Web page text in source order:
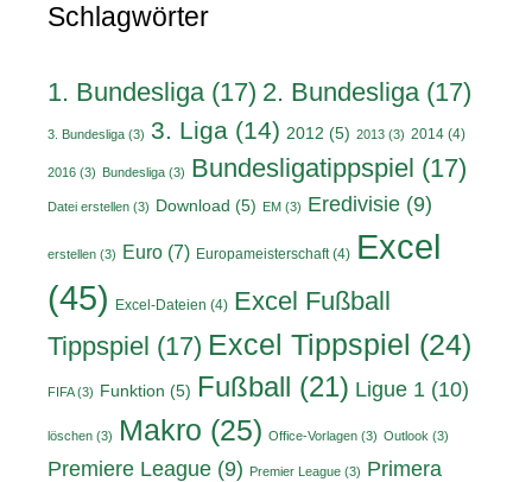
Schlagwörter
1. Bundesliga(17) 2. Bundesliga(17)
3. Bundesliga (3) 3. Liga (14) 2012 (5) 2013 (3) 2014 (4)
2016 (3) Bundesliga (3) Bundesligatippspiel (17)
Datei erstellen (3) Download (5) EM (3) Eredivisie (9)
erstellen (3) Euro (7) Europameisterschaft(4) Excel
(45)
Excel-Dateien (4) Excel Fußball
Tippspiel (17) Excel Tippspiel (24)
FIFA(3) Funktion (5) Fußball (21) Ligue 1 (10)
löschen (3) Makro (25) Office-Vorlagen (3) Outlook (3)
Premiere League (9) Premier League (3) Primera